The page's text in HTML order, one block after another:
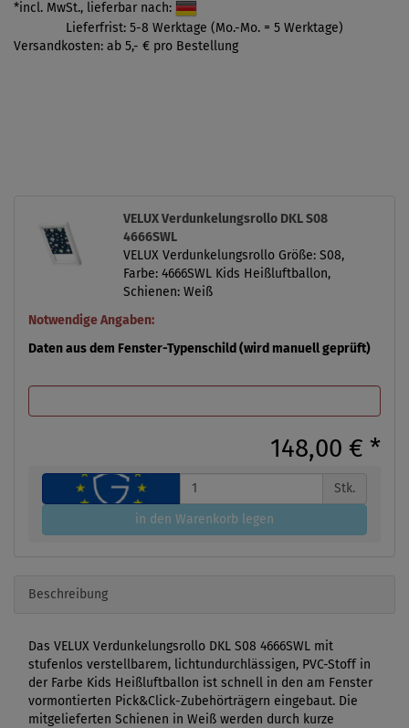
*incl. MwSt., lieferbar nach:
Lieferfrist: 5-8 Werktage (Mo.-Mo. = 5 Werktage)
Versandkosten: ab 5,- € pro Bestellung
VELUX Verdunkelungsrollo DKL S08
4666SWL
VELUX Verdunkelungsrollo Größe: S08,
Farbe: 4666SWL Kids Heißluftballon,
Schienen: Weiß
Notwendige Angaben:
Daten aus dem Fenster-Typenschild (wird manuell geprüft)
148,00 € *
Stk.
in den Warenkorb legen
Beschreibung
Das VELUX Verdunkelungsrollo DKL S08 4666SWL mit
stufenlos verstellbarem, lichtundurchlässigen, PVC-Stoff in
der Farbe Kids Heißluftballon ist schnell in den am Fenster
vormontierten Pick&Click-Zubehörträgern eingebaut. Die
mitgelieferten Schienen in Weiß werden durch kurze